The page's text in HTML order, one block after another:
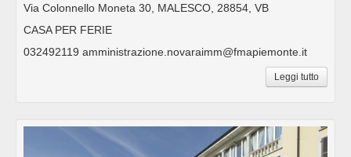
Via Colonnello Moneta 30, MALESCO, 28854, VB
CASA PER FERIE
032492119 amministrazione.novaraimm@fmapiemonte.it
Leggi tutto